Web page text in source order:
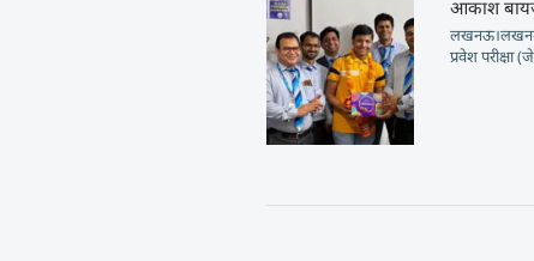
आकाश
प्रवेश परीक्षा